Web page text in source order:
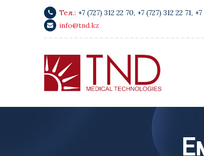
Тел.: +7 (727) 312 22 70, +7 (727) 312 22 71,
info@tnd.kz